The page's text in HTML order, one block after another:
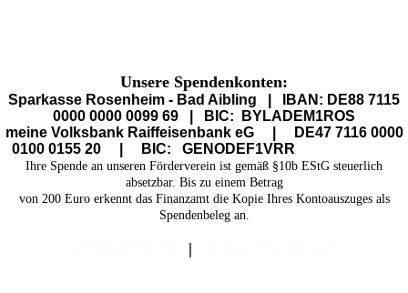
Unsere Spendenkonten:
Sparkasse Rosenheim - Bad Aibling | IBAN: DE88 7115
0000 0000 0099 69 | BIC: BYLADEM1ROS
meine Volksbank Raiffeisenbank eG | DE47 7116 0000
0100 0155 20 | BIC: GENODEF1VRR
Ihre Spende an unseren Förderverein ist gemäß §10b EStG steuerlich
absetzbar. Bis zu einem Betrag
von 200 Euro erkennt das Finanzamt die Kopie Ihres Kontoauszuges als
Spendenbeleg an.
|